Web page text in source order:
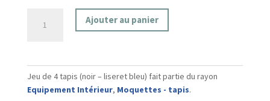
4
tapis
(noir
Ajouter au panier
Jeu de 4 tapis (noir – liseret bleu) fait partie du rayon
Equipement Intérieur, Moquettes - tapis.